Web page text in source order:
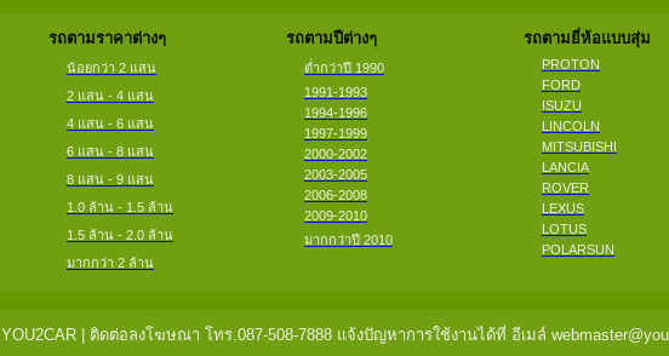
รถตามราคาต่างๆ
น้อยกว่า 2 แสน
2 แสน - 4 แสน
4 แสน - 6 แสน
6 แสน - 8 แสน
8 แสน - 9 แสน
1.0 ล้าน - 1.5 ล้าน
1.5 ล้าน - 2.0 ล้าน
มากกว่า 2 ล้าน
รถตามปีต่างๆ
ต่ำกว่าปี 1990
1991-1993
1994-1996
1997-1999
2000-2002
2003-2005
2006-2008
2009-2010
มากกว่าปี 2010
รถตามยี่ห้อแบบสุ่ม
PROTON
FORD
ISUZU
LINCOLN
MITSUBISHI
LANCIA
ROVER
LEXUS
LOTUS
POLARSUN
YOU2CAR | ติดต่อลงโฆษณา โทร.087-508-7888 แจ้งปัญหาการใช้งานได้ที่ อีเมล์